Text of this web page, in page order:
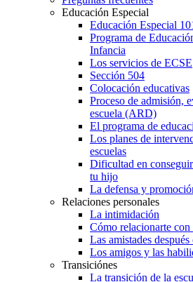
Educación Especial
Educación Especial
Programa de
Infancia
Los servicios de ECSE
Sección 504
Colocación educativas
Proceso de admisión,
escuela (ARD)
El programa de
Los planes de
escuelas
Dificultad en
tu hijo
La defensa y
Relaciones personales
La intimidación
Cómo relacionarte
Las amistades
Los amigos y las
Transiciónes
La transición de la